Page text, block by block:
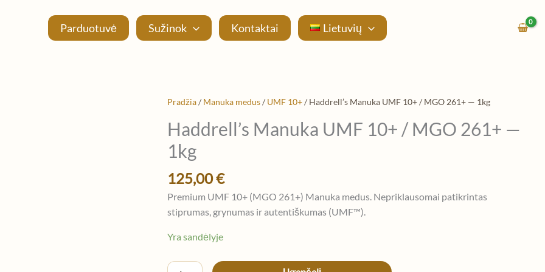
Parduotuvė Sužinok Kontaktai Lietuvių
Pradžia/ Manuka medus/ UMF 10+/ Haddrell’s Manuka UMF 10+ / MGO 261+ — 1kg
Haddrell’s Manuka UMF 10+ / MGO 261+ —
1kg
125,00€
Premium UMF 10+ (MGO 261+) Manuka medus. Nepriklausomai patikrintas
stiprumas, grynumas ir autentiškumas (UMF™).
Yra sandėlyje
produkto
Haddrell's
Manuka
UMF
10+
/
MGO
—